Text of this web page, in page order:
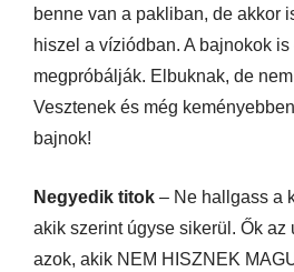
benne van a pakliban, de akkor
hiszel a víziódban. A bajnokok
megpróbálják. Elbuknak, de
Vesztenek és még
bajnok!
Negyedik titok – Ne hallgass a
akik szerint úgyse sikerül. Ők az
azok, akik NEM HISZNEK